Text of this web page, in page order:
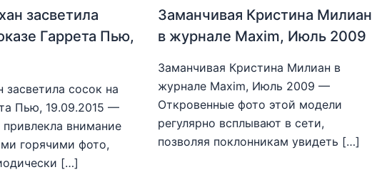
засветила
Гаррета Пью,
сосок на
Пью, 19.09.2015 —
привлекла внимание
горячими фото,
[…]
Заманчивая Кристина Милиан
в журнале Maxim, Июль 2009
Заманчивая Кристина Милиан в
журнале Maxim, Июль 2009 —
Откровенные фото этой модели
регулярно всплывают в сети,
позволяя поклонникам увидеть […]